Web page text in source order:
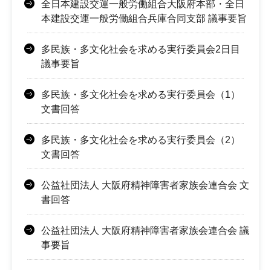
全日本建設交運一般労働組合大阪府本部・全日
本建設交運一般労働組合兵庫合同支部 議事要旨
多民族・多文化社会を求める実行委員会2日目
議事要旨
多民族・多文化社会を求める実行委員会（1）
文書回答
多民族・多文化社会を求める実行委員会（2）
文書回答
公益社団法人 大阪府精神障害者家族会連合会 文
書回答
公益社団法人 大阪府精神障害者家族会連合会 議
事要旨